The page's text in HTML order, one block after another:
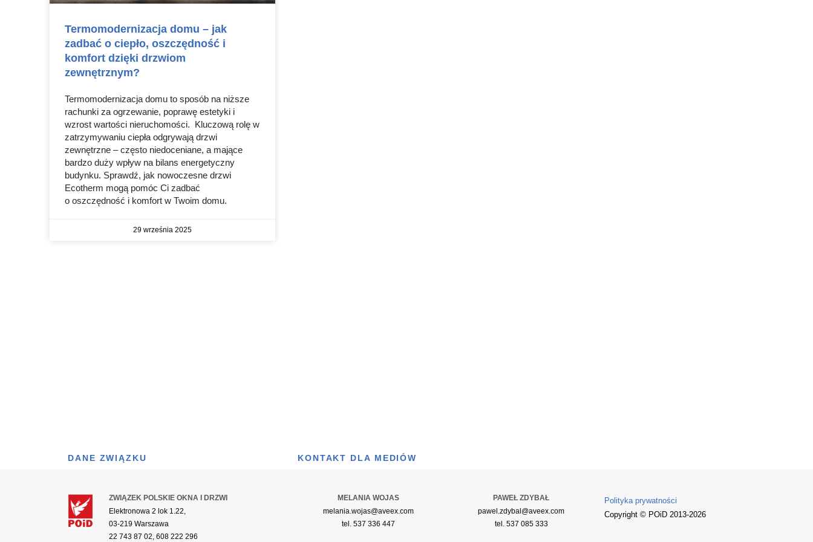
Termomodernizacja domu – jak
zadbać o ciepło, oszczędność i
komfort dzięki drzwiom
zewnętrznym?
Termomodernizacja domu to sposób na niższe
rachunki za ogrzewanie, poprawę estetyki i
wzrost wartości nieruchomości. Kluczową rolę w
zatrzymywaniu ciepła odgrywają drzwi
zewnętrzne – często niedoceniane, a mające
bardzo duży wpływ na bilans energetyczny
budynku. Sprawdź, jak nowoczesne drzwi
Ecotherm mogą pomóc Ci zadbać
o oszczędność i komfort w Twoim domu.
29 września 2025
DANE ZWIĄZKU KONTAKT DLA MEDIÓW
ZWIĄZEK POLSKIE OKNA I DRZWI
Elektronowa 2 lok 1.22,
03-219 Warszawa
22 743 87 02, 608 222 296
MELANIA WOJAS
melania.wojas@aveex.com
tel. 537 336 447
PAWEŁ ZDYBAŁ
pawel.zdybal@aveex.com
tel. 537 085 333
Polityka prywatności
Copyright © POiD 2013-2026